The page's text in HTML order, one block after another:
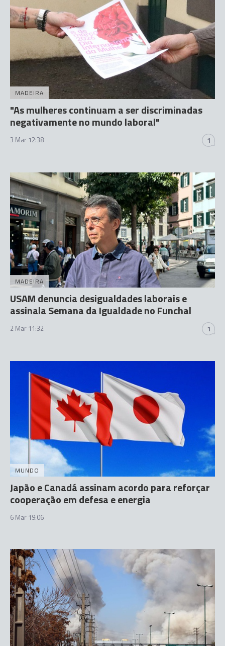
MADEIRA
"As mulheres continuam a ser discriminadas
negativamente no mundo laboral"
3 Mar 12:38 1
MADEIRA
USAM denuncia desigualdades laborais e
assinala Semana da Igualdade no Funchal
2 Mar 11:32 1
MUNDO
Japão e Canadá assinam acordo para reforçar
cooperação em defesa e energia
6 Mar 19:06